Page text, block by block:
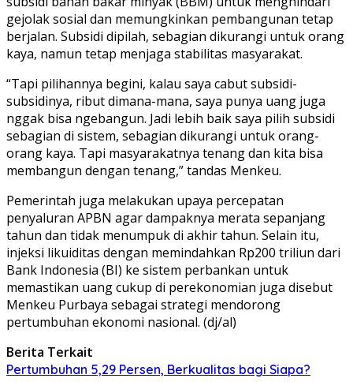
gejolak sosial dan memungkinkan pembangunan tetap
berjalan. Subsidi dipilah, sebagian dikurangi untuk orang
kaya, namun tetap menjaga stabilitas masyarakat.
“Tapi pilihannya begini, kalau saya cabut subsidi-
subsidinya, ribut dimana-mana, saya punya uang juga
nggak bisa ngebangun. Jadi lebih baik saya pilih subsidi
sebagian di sistem, sebagian dikurangi untuk orang-
orang kaya. Tapi masyarakatnya tenang dan kita bisa
membangun dengan tenang,” tandas Menkeu.
Pemerintah juga melakukan upaya percepatan
penyaluran APBN agar dampaknya merata sepanjang
tahun dan tidak menumpuk di akhir tahun. Selain itu,
injeksi likuiditas dengan memindahkan Rp200 triliun dari
Bank Indonesia (BI) ke sistem perbankan untuk
memastikan uang cukup di perekonomian juga disebut
Menkeu Purbaya sebagai strategi mendorong
pertumbuhan ekonomi nasional. (dj/al)
Berita Terkait
Pertumbuhan 5,29 Persen, Berkualitas bagi Siapa?